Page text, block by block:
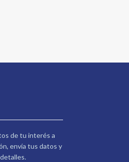
de tu interés a
envía tus datos y